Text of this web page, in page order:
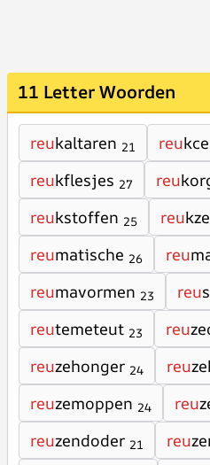
11 Letter Woorden
reukaltaren 21 reu
reukflesjes 27 reu
reukstoffen 25 reu
reumatische 26 reu
reumavormen 23 reu
reutemeteut 23 reu
reuzehonger 24 reu
reuzemoppen 24 reu
reuzendoder 21 reu